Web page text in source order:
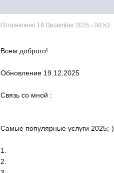
Отправлено 19 December 2025 - 00:53
Всем доброго!
Обновление 19.12.2025
Связь со мной :
Самые популярные услуги 2025;-)
1.
2.